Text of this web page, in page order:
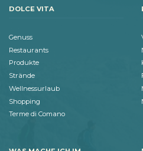
DOLCE VITA
Genuss
Restaurants
Produkte
Strände
Wellnessurlaub
Shopping
Terme di Comano